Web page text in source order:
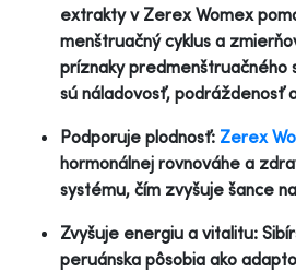
extrakty v Zerex Womex
menštruačný cyklus a
príznaky predmenštruačného
sú náladovosť, podráždenosť
Podporuje plodnosť: Zerex
hormonálnej rovnováhe a
systému, čím zvyšuje šance
Zvyšuje energiu a vitalitu:
peruánska pôsobia ako